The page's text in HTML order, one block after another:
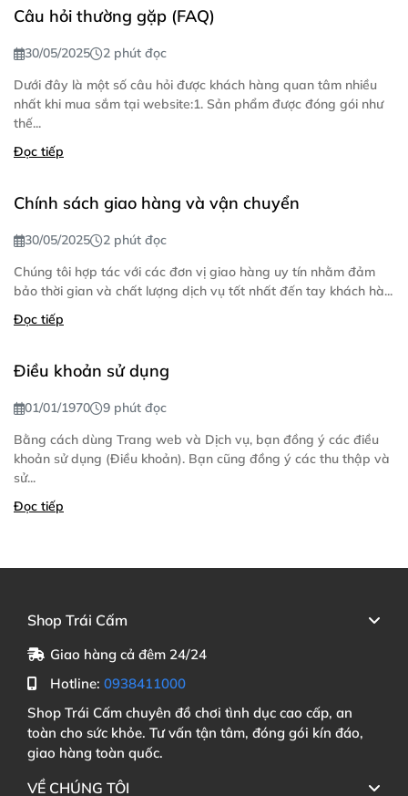
Câu hỏi thường gặp (FAQ)
30/05/2025
2 phút đọc
Dưới đây là một số câu hỏi được khách hàng quan tâm nhiều
nhất khi mua sắm tại website:1. Sản phẩm được đóng gói như
thế...
Đọc tiếp
Chính sách giao hàng và vận chuyển
30/05/2025
2 phút đọc
Chúng tôi hợp tác với các đơn vị giao hàng uy tín nhằm đảm
bảo thời gian và chất lượng dịch vụ tốt nhất đến tay khách hà...
Đọc tiếp
Điều khoản sử dụng
01/01/1970
9 phút đọc
Bằng cách dùng Trang web và Dịch vụ, bạn đồng ý các điều
khoản sử dụng (Điều khoản). Bạn cũng đồng ý các thu thập và
sử...
Đọc tiếp
Shop Trái Cấm
Giao hàng cả đêm 24/24
Hotline: 0938411000
Shop Trái Cấm chuyên đồ chơi tình dục cao cấp, an
toàn cho sức khỏe. Tư vấn tận tâm, đóng gói kín đáo,
giao hàng toàn quốc.
VỀ CHÚNG TÔI